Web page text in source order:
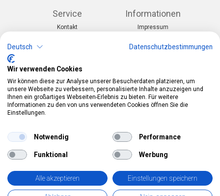
Service
Kontakt
Informationen
Impressum
Datenschutz
Kategorien
Anlässe & Themen
Kostüme & Zubehör
Partydeko & Festartikel
Merchandise & Toys
Telefon: 0412190091
Mail:
info@pekabo.ch
Instagram
Online-Shopping Garantie
Das Schweizer Gütesiegel für Sicherheit und
Orientierung beim Online-Shopping
• Swiss Online Garantie •
pekabo.ch GmbH: Der Schweizer Onlineshop für Merchandise,
Deutsch Datenschutzbestimmungen
Wir verwenden Cookies
Wir können diese zur Analyse unserer Besucherdaten platzieren, um
unsere Webseite zu verbessern, personalisierte Inhalte anzuzeigen und
Ihnen ein großartiges Webseiten-Erlebnis zu bieten. Für weitere
Informationen zu den von uns verwendeten Cookies öffnen Sie die
Einstellungen.
Notwendig Performance
Funktional Werbung
Alle akzeptieren Einstellungen speichern